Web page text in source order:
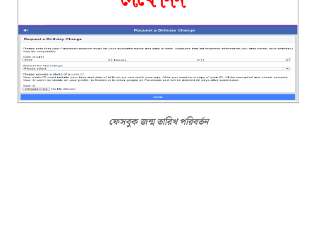
ফেসবুক জন্ম তারিখ পরিবর্তন